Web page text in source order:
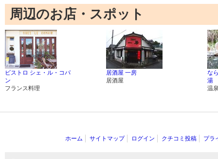
周辺のお店・スポット
ビストロ シェ・ル・コパ
ン
フランス料理
居酒屋 一房
居酒屋
な
湯
温
ホーム サイトマップ ログイン クチコミ投稿 プラ